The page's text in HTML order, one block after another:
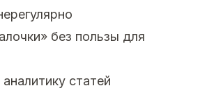
без пользы для
статей